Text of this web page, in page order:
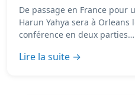
De passage en France pour
Harun Yahya sera à
conférence en deux parties…
Lire la suite →